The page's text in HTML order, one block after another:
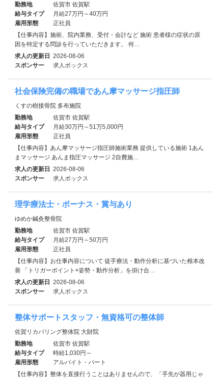
勤務地
佐賀市 佐賀駅
給与タイプ
月給27万円～40万円
雇用形態
正社員
【仕事内容】施術、院内業務、受付・会計など 施術 患者様の症状の原
因を特定する問診を行っていただきます。 何…
求人の更新日 2026-08-06
スポンサー
求人ボックス
社会保険完備の職場であん摩マッサージ指圧師
くすの樹接骨院 多布施院
勤務地
佐賀市 佐賀駅
給与タイプ
月給30万円～51万5,000円
雇用形態
正社員
【仕事内容】あん摩マッサージ指圧師施術業務 提供している施術 1あん
まマッサージ あんま指圧マッサージ 2自費施…
求人の更新日 2026-08-06
スポンサー
求人ボックス
理学療法士・ボーナス・賞与あり
ゆめか鍼灸整骨院
勤務地
佐賀市 佐賀駅
給与タイプ
月給27万円～50万円
雇用形態
正社員
【仕事内容】お仕事内容について 徒手療法・動作分析に基づいた根本改
善 「トリガーポイント×姿勢・動作分析」を掛け合…
求人の更新日 2026-08-06
スポンサー
求人ボックス
整体サポートスタッフ・無資格可の整体師
佐賀リカバリング整体院 大財院
勤務地
佐賀市 佐賀駅
給与タイプ
時給1,030円～
雇用形態
アルバイト・パート
【仕事内容】整体を直接行うことはありませんので、「手先が器用じゃ